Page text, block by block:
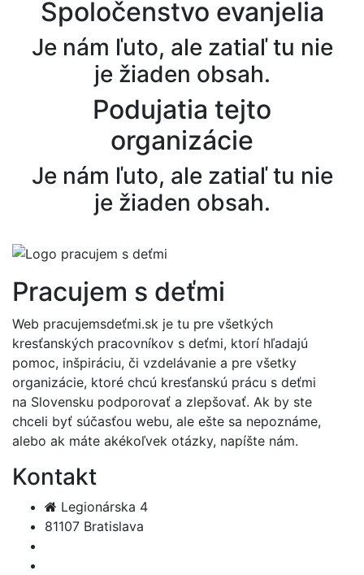
Spoločenstvo evanjelia
Je nám ľuto, ale zatiaľ tu nie
je žiaden obsah.
Podujatia tejto
organizácie
Je nám ľuto, ale zatiaľ tu nie
je žiaden obsah.
Pracujem s deťmi
Web pracujemsdeťmi.sk je tu pre všetkých
kresťanských pracovníkov s deťmi, ktorí hľadajú
pomoc, inšpiráciu, či vzdelávanie a pre všetky
organizácie, ktoré chcú kresťanskú prácu s deťmi
na Slovensku podporovať a zlepšovať. Ak by ste
chceli byť súčasťou webu, ale ešte sa nepoznáme,
alebo ak máte akékoľvek otázky, napíšte nám.
Kontakt
Legionárska 4
81107 Bratislava